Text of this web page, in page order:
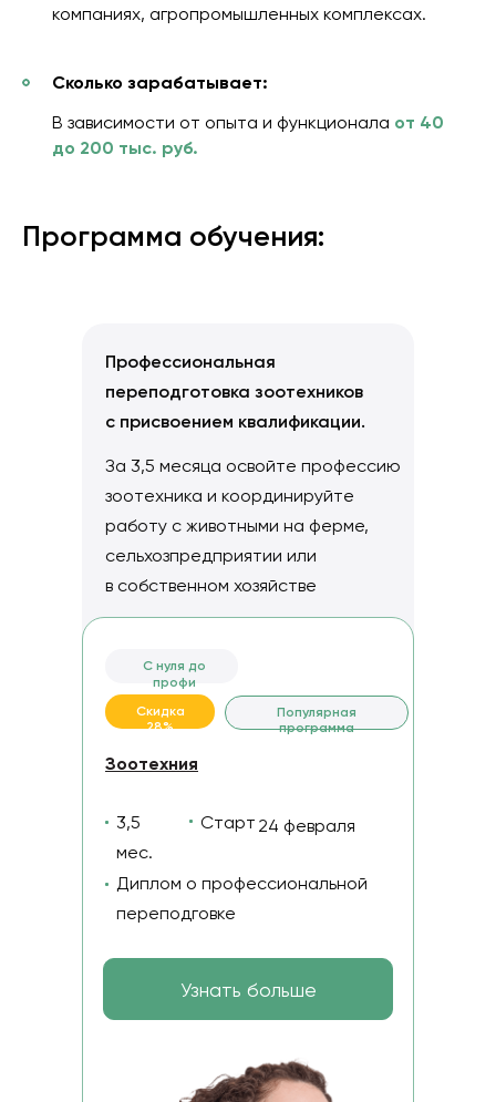
компаниях, агропромышленных комплексах.
Сколько зарабатывает:
В зависимости от опыта и функционала от 40
до 200 тыс. руб.
Программа обучения:
Профессиональная
переподготовка зоотехников
с присвоением квалификации.
Зоотехния
С нуля до
профи
Узнать больше
Популярная
программа
Скидка
28%
Диплом о профессиональной
переподговке
За 3,5 месяца освойте профессию
зоотехника и координируйте
работу с животными на ферме,
сельхозпредприятии или
в собственном хозяйстве
3,5
мес.
24 февраля
Старт